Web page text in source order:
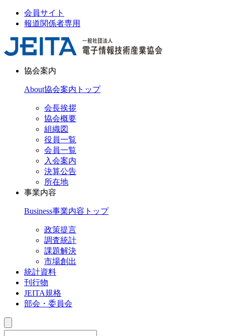
会員サイト
報道関係者専用
協会案内
About協会案内トップ
会長挨拶
協会概要
組織図
役員一覧
会員一覧
入会案内
決算公告
所在地
事業内容
Business事業内容トップ
政策提言
調査統計
課題解決
市場創出
統計資料
刊行物
JEITA規格
部会・委員会